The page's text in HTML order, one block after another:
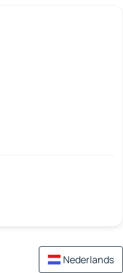
Nederlands